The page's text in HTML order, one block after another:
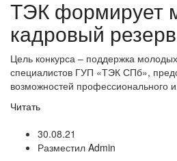
ТЭК формирует
кадровый резерв
Цель конкурса – поддержка
специалистов ГУП «ТЭК СПб»,
возможностей профессионального
Читать
30.08.21
Разместил Admin